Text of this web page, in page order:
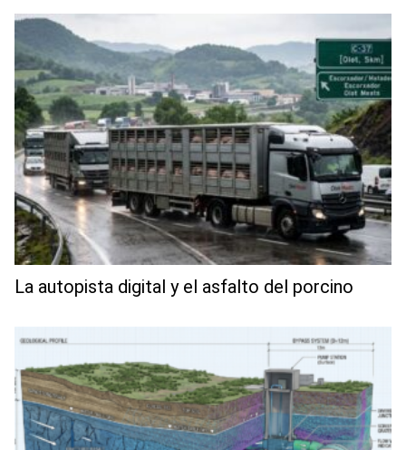
La autopista digital y el asfalto del porcino